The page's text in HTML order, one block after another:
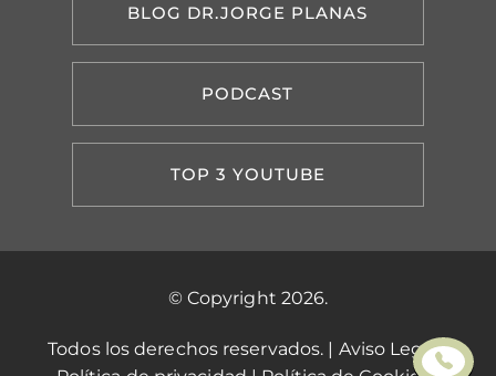
BLOG DR.JORGE PLANAS
PODCAST
TOP 3 YOUTUBE
© Copyright 2026.
Todos los derechos reservados. | Aviso Legal|